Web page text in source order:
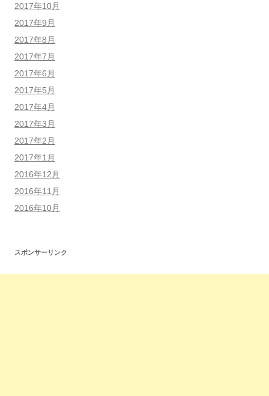
2017年10月
2017年9月
2017年8月
2017年7月
2017年6月
2017年5月
2017年4月
2017年3月
2017年2月
2017年1月
2016年12月
2016年11月
2016年10月
スポンサーリンク